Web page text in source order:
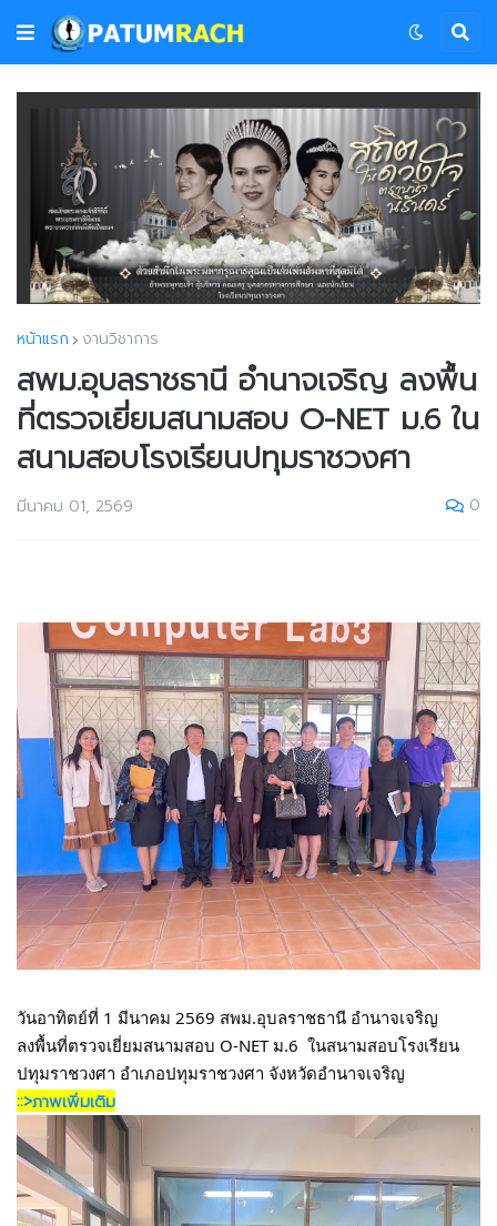
หน้าแรก งานวิชาการ
สพม.อุบลราชธานี อำนาจเจริญ ลงพื้น
ที่ตรวจเยี่ยมสนามสอบ O-NET ม.6 ใน
สนามสอบโรงเรียนปทุมราชวงศา
มีนาคม 01, 2569 0
วันอาทิตย์ที่ 1 มีนาคม 2569 สพม.อุบลราชธานี อำนาจเจริญ
ลงพื้นที่ตรวจเยี่ยมสนามสอบ O-NET ม.6  ในสนามสอบโรงเรียน
ปทุมราชวงศา อำเภอปทุมราชวงศา จังหวัดอำนาจเจริญ
::>ภาพเพิ่มเติม